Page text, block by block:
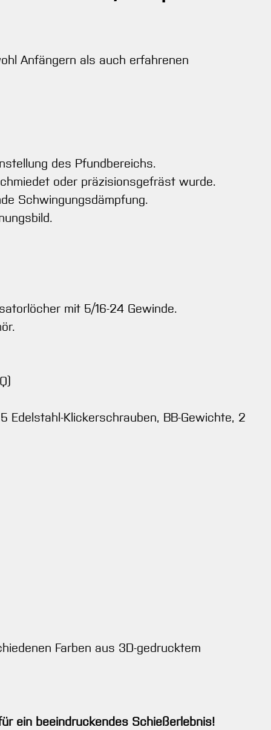
Anfängern als auch erfahrenen
des Pfundbereichs.
oder präzisionsgefräst wurde.
Schwingungsdämpfung.
mit 5/16-24 Gewinde.
Klickerschrauben, BB-Gewichte, 2
Farben aus 3D-gedrucktem
ein beeindruckendes Schießerlebnis!